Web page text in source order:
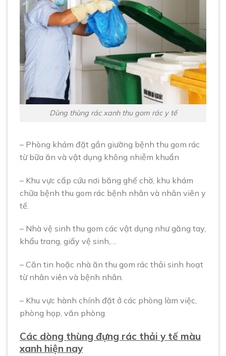
Dùng thùng rác xanh thu gom rác y tế
– Phòng khám đặt gần giường bệnh thu gom rác
từ bữa ăn và vật dụng không nhiễm khuẩn
– Khu vực cấp cứu nơi băng ghế chờ, khu khám
chữa bệnh thu gom rác bệnh nhân và nhân viên y
tế.
– Nhà vệ sinh thu gom các vật dụng như găng tay,
khẩu trang, giấy vệ sinh,…
– Căn tin hoặc nhà ăn thu gom rác thải sinh hoạt
từ nhân viên và bệnh nhân.
– Khu vực hành chính đặt ở các phòng làm việc,
phòng họp, văn phòng
Các dòng thùng đựng rác thải y tế màu
xanh hiện nay